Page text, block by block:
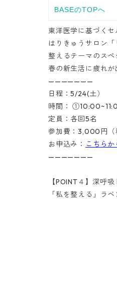
東洋医学に基づく
はりきゅうサロン
整えるテーマのス
春の新生活に疲れ
———————
日程：5/24(土）
時間：
定員：各回5名
参加費：3,000円（
お申込み： こちらか
———————
【POINT４】深呼
「私を整える」ラ